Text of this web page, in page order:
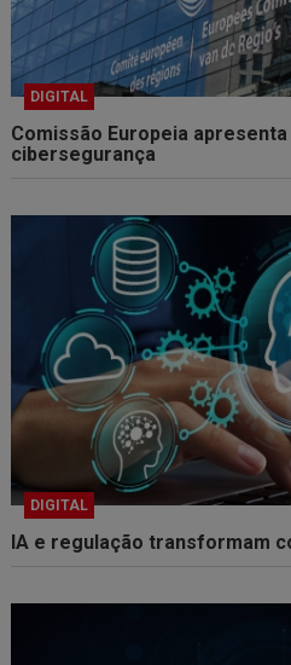
DIGITAL
Comissão Europeia apresenta
cibersegurança
DIGITAL
IA e regulação transformam